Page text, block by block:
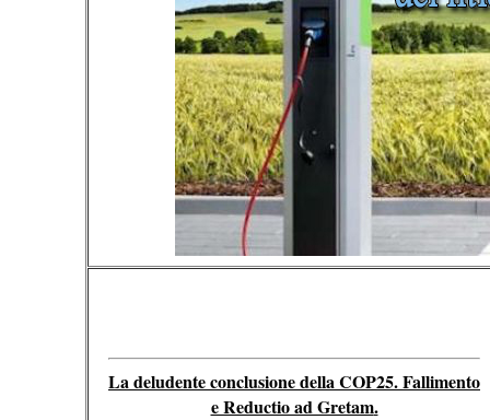
La deludente conclusione della COP25. Fallimento
e Reductio ad Gretam.